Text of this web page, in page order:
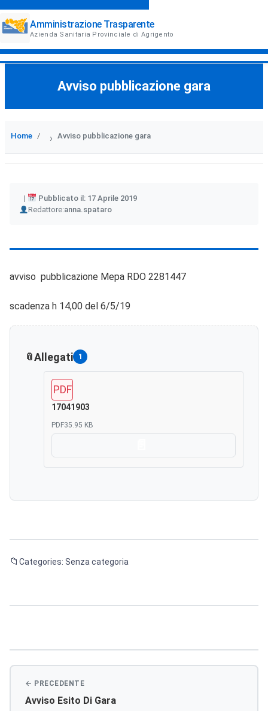
Amministrazione Trasparente
Azienda Sanitaria Provinciale di Agrigento
Avviso pubblicazione gara
Home › Avviso pubblicazione gara
Pubblicato il: 17 Aprile 2019
Redattore:
Author anna.spataro
avviso pubblicazione Mepa RDO 2281447
scadenza h 14,00 del 6/5/19
Allegati 1
PDF
17041903
PDF35.95 KB
Categories: Senza categoria
Avviso Esito Di Gara